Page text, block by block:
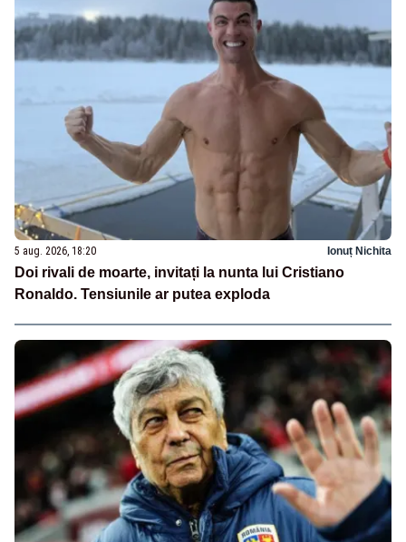
5 aug. 2026, 18:20 Ionuț Nichita
Doi rivali de moarte, invitați la nunta lui Cristiano
Ronaldo. Tensiunile ar putea exploda